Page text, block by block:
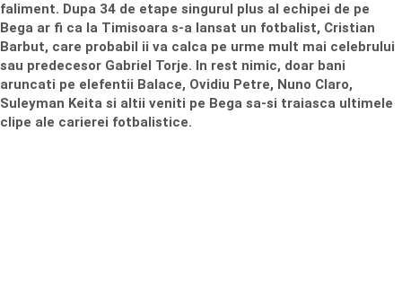
faliment. Dupa 34 de etape singurul plus al echipei de pe
Bega ar fi ca la Timisoara s-a lansat un fotbalist, Cristian
Barbut, care probabil ii va calca pe urme mult mai celebrului
sau predecesor Gabriel Torje. In rest nimic, doar bani
aruncati pe elefentii Balace, Ovidiu Petre, Nuno Claro,
Suleyman Keita si altii veniti pe Bega sa-si traiasca ultimele
clipe ale carierei fotbalistice.